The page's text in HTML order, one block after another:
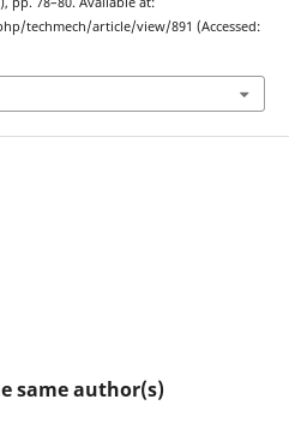
techmech/article/view/891 (Accessed:
same author(s)